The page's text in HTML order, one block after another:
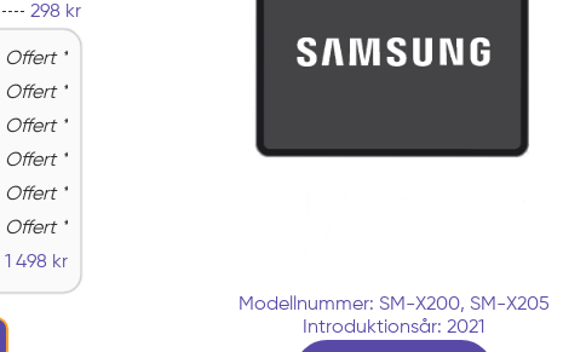
298 kr
Offert *
Offert *
Offert *
Offert *
Offert *
Offert *
1 498 kr
Modellnummer: SM-X200, SM-X205
Introduktionsår: 2021